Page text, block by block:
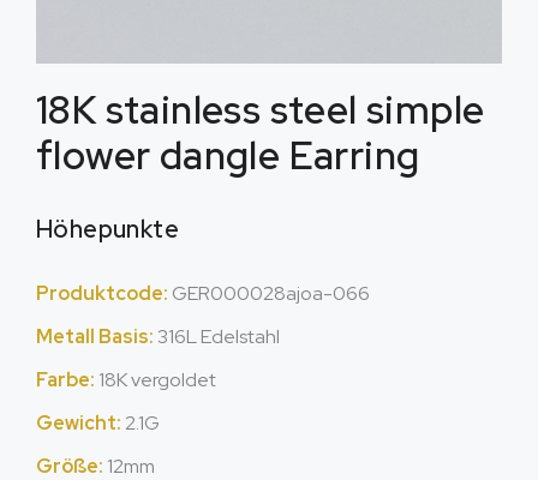
18K stainless steel simple
flower dangle Earring
Höhepunkte
Produktcode: GER000028ajoa-066
Metall Basis: 316L Edelstahl
Farbe: 18K vergoldet
Gewicht: 2.1G
Größe: 12mm